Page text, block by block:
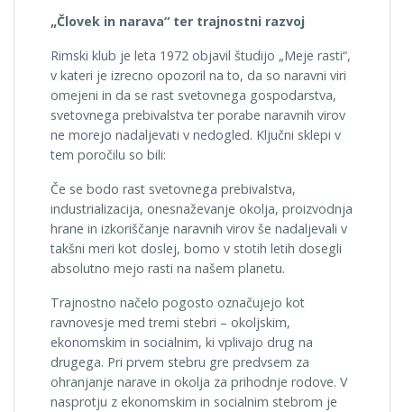
„Človek in narava“ ter trajnostni razvoj
Rimski klub je leta 1972 objavil študijo „Meje rasti“,
v kateri je izrecno opozoril na to, da so naravni viri
omejeni in da se rast svetovnega gospodarstva,
svetovnega prebivalstva ter porabe naravnih virov
ne morejo nadaljevati v nedogled. Ključni sklepi v
tem poročilu so bili:
Če se bodo rast svetovnega prebivalstva,
industrializacija, onesnaževanje okolja, proizvodnja
hrane in izkoriščanje naravnih virov še nadaljevali v
takšni meri kot doslej, bomo v stotih letih dosegli
absolutno mejo rasti na našem planetu.
Trajnostno načelo pogosto označujejo kot
ravnovesje med tremi stebri – okoljskim,
ekonomskim in socialnim, ki vplivajo drug na
drugega. Pri prvem stebru gre predvsem za
ohranjanje narave in okolja za prihodnje rodove. V
nasprotju z ekonomskim in socialnim stebrom je